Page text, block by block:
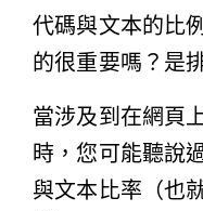
代碼與文本的比
的很重要嗎？是
當涉及到在網頁
時，您可能聽說
與文本比率（也